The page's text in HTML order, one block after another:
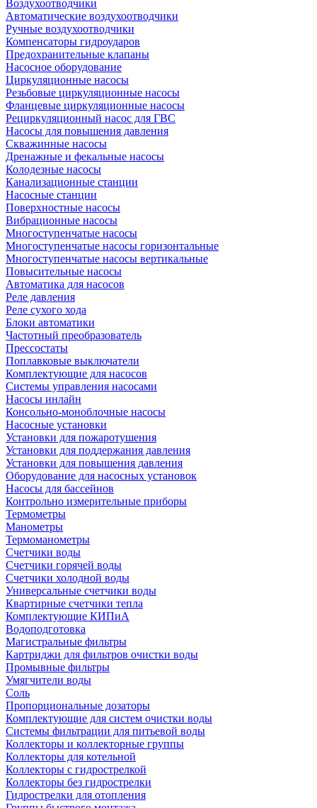
Воздухоотводчики
Автоматические воздухоотводчики
Ручные воздухоотводчики
Компенсаторы гидроударов
Предохранительные клапаны
Насосное оборудование
Циркуляционные насосы
Резьбовые циркуляционные насосы
Фланцевые циркуляционные насосы
Рециркуляционный насос для ГВС
Насосы для повышения давления
Скважинные насосы
Дренажные и фекальные насосы
Колодезные насосы
Канализационные станции
Насосные станции
Поверхностные насосы
Вибрационные насосы
Многоступенчатые насосы
Многоступенчатые насосы горизонтальные
Многоступенчатые насосы вертикальные
Повысительные насосы
Автоматика для насосов
Реле давления
Реле сухого хода
Блоки автоматики
Частотный преобразователь
Прессостаты
Поплавковые выключатели
Комплектующие для насосов
Системы управления насосами
Насосы инлайн
Консольно-моноблочные насосы
Насосные установки
Установки для пожаротушения
Установки для поддержания давления
Установки для повышения давления
Оборудование для насосных установок
Насосы для бассейнов
Контрольно измерительные приборы
Термометры
Манометры
Термоманометры
Счетчики воды
Счетчики горячей воды
Счетчики холодной воды
Универсальные счетчики воды
Квартирные счетчики тепла
Комплектующие КИПиА
Водоподготовка
Магистральные фильтры
Картриджи для фильтров очистки воды
Промывные фильтры
Умягчители воды
Соль
Пропорциональные дозаторы
Комплектующие для систем очистки воды
Системы фильтрации для питьевой воды
Коллекторы и коллекторные группы
Коллекторы для котельной
Коллекторы с гидрострелкой
Коллекторы без гидрострелки
Гидрострелки для отопления